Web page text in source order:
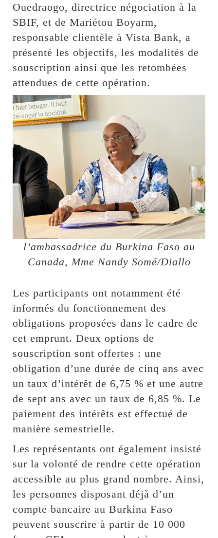
Ouedraogo, directrice négociation à la
SBIF, et de Mariétou Boyarm,
responsable clientèle à Vista Bank, a
présenté les objectifs, les modalités de
souscription ainsi que les retombées
attendues de cette opération.
l’ambassadrice du Burkina Faso au
Canada, Mme Nandy Somé/Diallo
Les participants ont notamment été
informés du fonctionnement des
obligations proposées dans le cadre de
cet emprunt. Deux options de
souscription sont offertes : une
obligation d’une durée de cinq ans avec
un taux d’intérêt de 6,75 % et une autre
de sept ans avec un taux de 6,85 %. Le
paiement des intérêts est effectué de
manière semestrielle.
Les représentants ont également insisté
sur la volonté de rendre cette opération
accessible au plus grand nombre. Ainsi,
les personnes disposant déjà d’un
compte bancaire au Burkina Faso
peuvent souscrire à partir de 10 000